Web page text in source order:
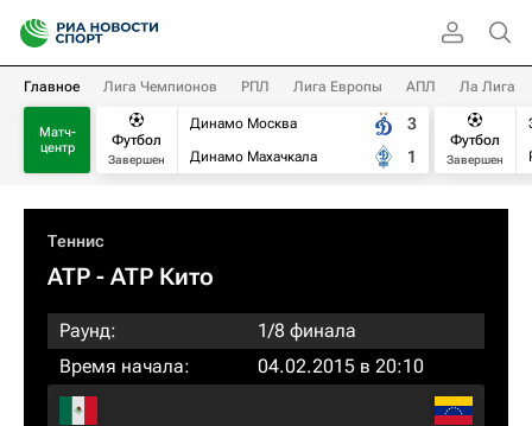
Главное Лига Чемпионов РПЛ Лига Европы АПЛ Ла Лига
Матч-
центр
Футбол
Завершен
Динамо Москва
Динамо Махачкала
3
1
Футбол
Завершен
Теннис
ATP - ATP Кито
Раунд:
1/8 финала
Время начала:
04.02.2015 в 20:10